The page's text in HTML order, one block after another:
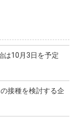
10月3日を予定
接種を検討する企